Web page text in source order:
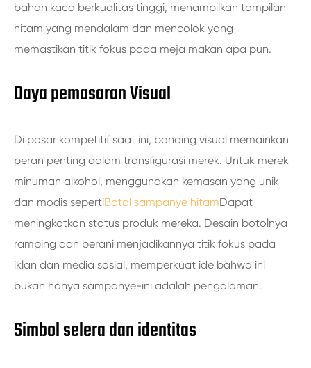
bahan kaca berkualitas tinggi, menampilkan tampilan
hitam yang mendalam dan mencolok yang
memastikan titik fokus pada meja makan apa pun.
Daya pemasaran Visual
Di pasar kompetitif saat ini, banding visual memainkan
peran penting dalam transfigurasi merek. Untuk merek
minuman alkohol, menggunakan kemasan yang unik
dan modis sepertiBotol sampanye hitamDapat
meningkatkan status produk mereka. Desain botolnya
ramping dan berani menjadikannya titik fokus pada
iklan dan media sosial, memperkuat ide bahwa ini
bukan hanya sampanye-ini adalah pengalaman.
Simbol selera dan identitas